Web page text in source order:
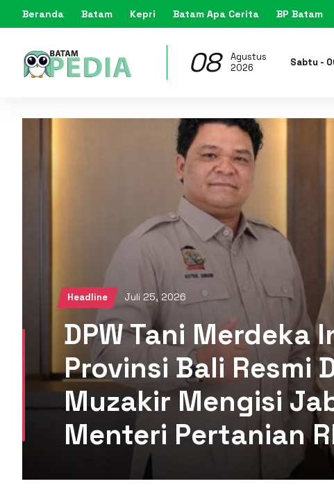
Beranda Batam Kepri Batam Apa Cerita BP Batam
08
Agustus
2026
Sabtu -
Headline Juli 25, 2026
DPW Tani Merdeka
Provinsi Bali Resmi
Muzakir Mengisi
Menteri Pertanian